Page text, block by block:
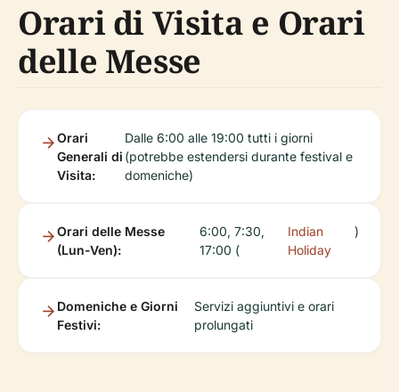
Orari di Visita e Orari
delle Messe
Orari
Generali di
Visita:
Dalle 6:00 alle 19:00 tutti i giorni
(potrebbe estendersi durante festival e
domeniche)
Orari delle Messe
(Lun-Ven):
6:00, 7:30,
17:00 (
Indian
Holiday
)
Domeniche e Giorni
Festivi:
Servizi aggiuntivi e orari
prolungati